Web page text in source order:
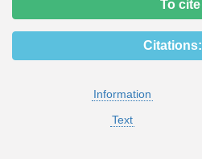
To cite
Citations:
Information
Text